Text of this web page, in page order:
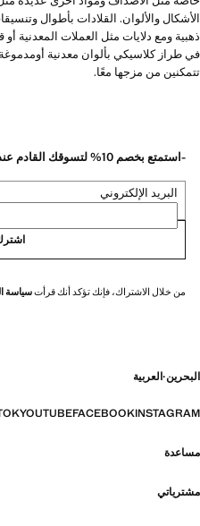
الأشكال والألوان. القلادات بأطوال
ذهبية ومع دلايات مثل العملات المعدنية
في طراز كلاسيكي بألوان معدنية
تتمكنين من مزجها معًا.
-استمتع بخصم 10% لتسوقك القادم عند اشتراكك في نشرتنا الاخبارية
البريد الإلكتروني
من خلال الاشتراك، فإنك تؤكد أنك قرأتسياسة
البحرين·العربية
INSTAGRAM
FACEBOOK
YOUTUBE
مساعدة
مشترياتي